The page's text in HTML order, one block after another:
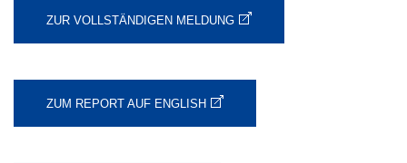
ZUR VOLLSTÄNDIGEN MELDUNG
ZUM REPORT AUF ENGLISH